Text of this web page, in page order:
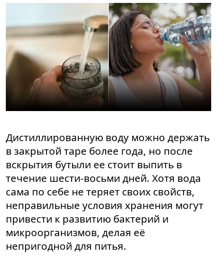
Дистиллированную воду можно держать
в закрытой таре более года, но после
вскрытия бутыли ее стоит выпить в
течение шести-восьми дней. Хотя вода
сама по себе не теряет своих свойств,
неправильные условия хранения могут
привести к развитию бактерий и
микроорганизмов, делая её
непригодной для питья.